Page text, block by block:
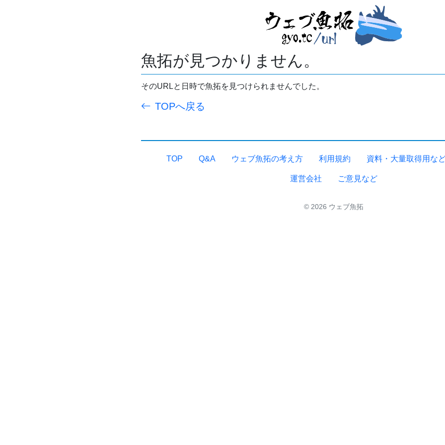
魚拓が見つかりません。
そのURLと日時で魚拓を見つけられませんでした。
TOPへ戻る
TOP Q&A ウェブ魚拓の考え方 利用規約 資料・大量取得用な
運営会社 ご意見など
© 2026 ウェブ魚拓